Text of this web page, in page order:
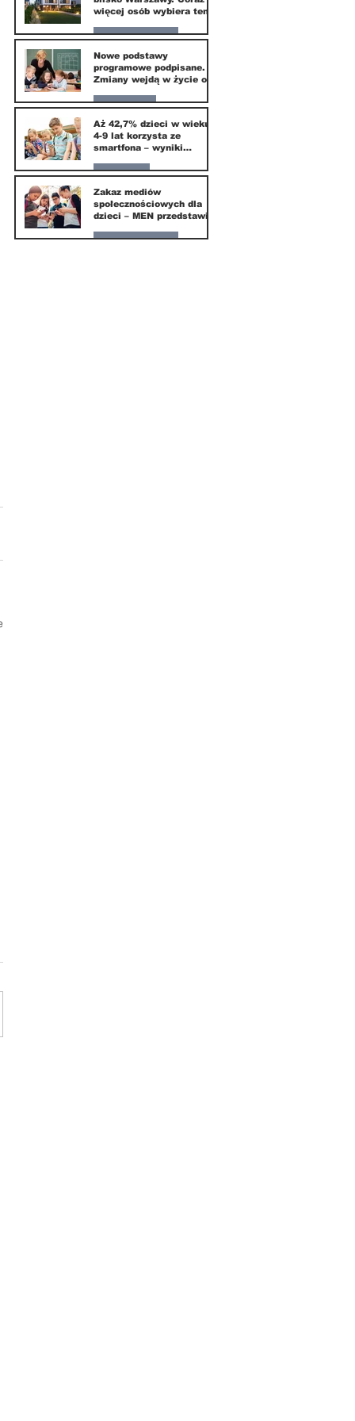
więcej osób wybiera ten
Nasze miasto
20 mar
Nowe podstawy
programowe podpisane.
Zmiany wejdą w życie od
Edukacja
16 mar
Aż 42,7% dzieci w wieku
4-9 lat korzysta ze
smartfona – wyniki
Instytutu Mediów
Parents
1 mar
Zakaz mediów
społecznościowych dla
dzieci – MEN przedstawia
Nasze miasto